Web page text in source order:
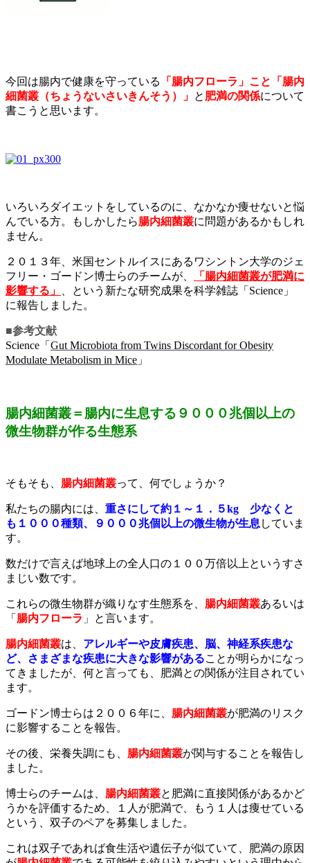
今回は腸内で健康を守っている
「腸内フローラ」こと「腸内
細菌叢（ちょうないさいきんそう）」 と 肥満の関係について
書こうと思います。
いろいろダイエットをしているのに、なかなか痩せないと悩
んでいる方。もしかしたら腸内細菌叢に問題があるかもしれ
ません。
２０１３年、米国セントルイスにあるワシントン大学のジェ
フリー・ゴードン博士らのチームが、
「腸内細菌叢が肥満に
影響する」
、という新たな研究成果を科学雑誌「Science」
に報告しました。
■参考文献
Science「 Gut Microbiota from Twins Discordant for Obesity
Modulate Metabolism in Mice 」
腸内細菌叢＝腸内に生息する９０００兆個以上の
微生物群が作る生態系
そもそも、 腸内細菌叢って、何でしょうか？
私たちの腸内には、 重さにして約１～１．５kg 少なくと
も１０００種類、９０００兆個以上の微生物が生息 していま
す。
数だけで言えば地球上の全人口の１００万倍以上というすさ
まじい数です。
これらの微生物群が織りなす生態系を、 腸内細菌叢あるいは
「 腸内フローラ 」と言います。
腸内細菌叢は、 アレルギーや皮膚疾患、脳、神経系疾患な
ど、さまざまな疾患に大きな影響があることが明らかになっ
てきましたが、何と言っても、肥満との関係が注目されてい
ます。
ゴードン博士らは２００６年に、 腸内細菌叢が肥満のリスク
に影響することを報告。
その後、栄養失調にも、 腸内細菌叢が関与することを報告し
ました。
博士らのチームは、 腸内細菌叢と肥満に直接関係があるかど
うかを評価するため、１人が肥満で、もう１人は痩せている
という、双子のペアを募集しました。
これは双子であれば食生活や遺伝子が似ていて、肥満の原因